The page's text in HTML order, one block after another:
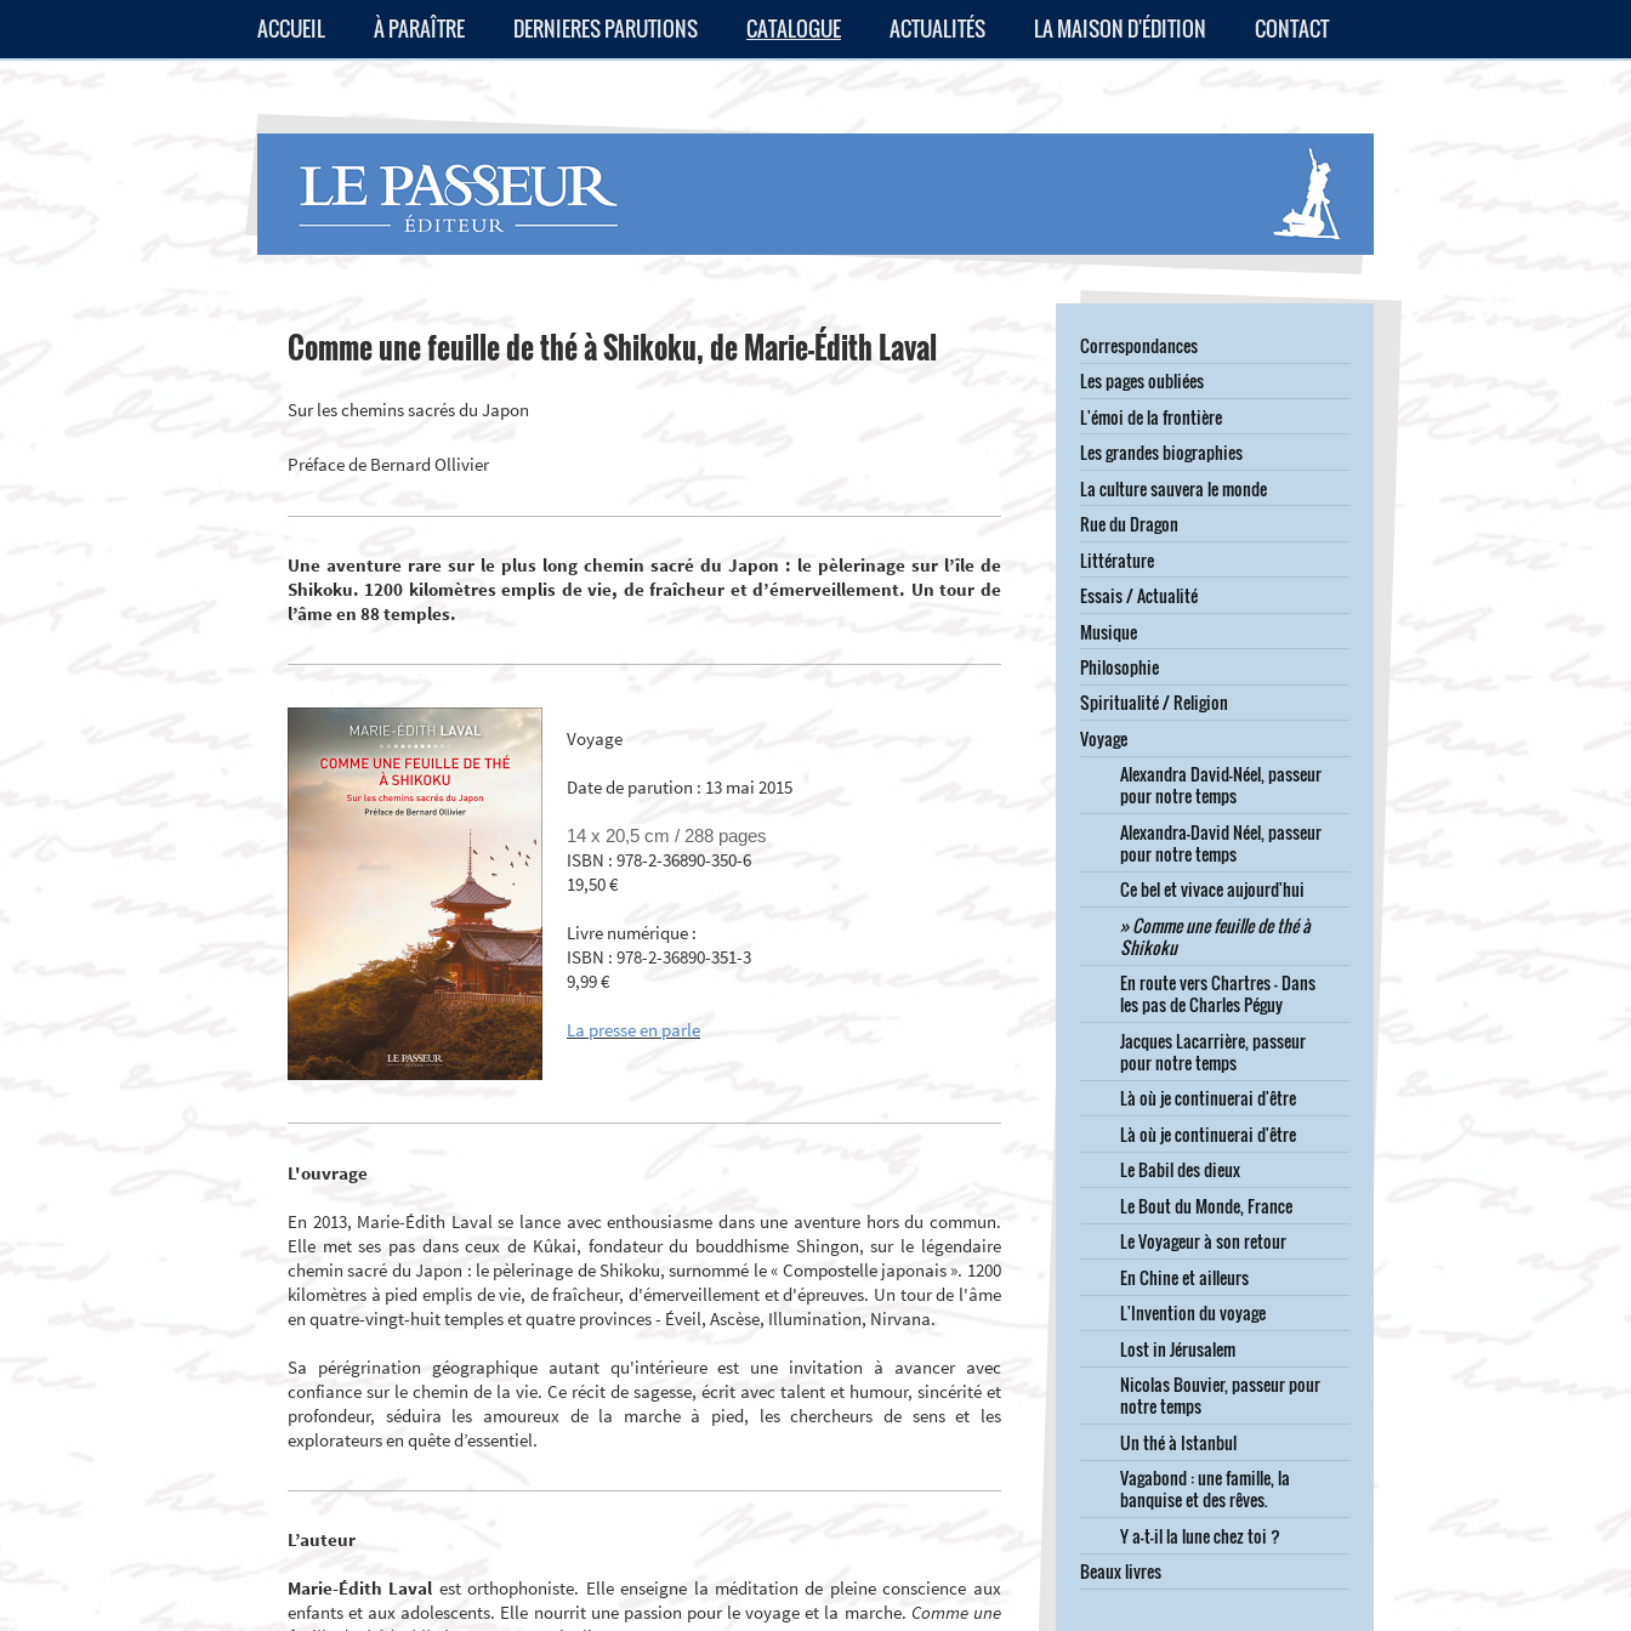
ACCUEIL À PARAÎTRE DERNIERES PARUTIONS CATALOGUE ACTUALITÉS LA MAISON D'ÉDITION CONTACT
Comme une feuille de thé à Shikoku, de Marie-Édith Laval
Sur les chemins sacrés du Japon
Préface de Bernard Ollivier
Une aventure rare sur le plus long chemin sacré du Japon : le pèlerinage sur l’île de
Shikoku. 1200 kilomètres emplis de vie, de fraîcheur et d’émerveillement. Un tour de
l’âme en 88 temples.
Voyage
Date de parution : 13 mai 2015
14 x 20,5 cm / 288 pages
ISBN : 978-2-36890-350-6
19,50 €
Livre numérique :
ISBN : 978-2-36890-351-3
9,99 €
La presse en parle
L'ouvrage
En 2013, Marie-Édith Laval se lance avec enthousiasme dans une aventure hors du commun.
Elle met ses pas dans ceux de Kûkai, fondateur du bouddhisme Shingon, sur le légendaire
chemin sacré du Japon : le pèlerinage de Shikoku, surnommé le « Compostelle japonais ». 1200
kilomètres à pied emplis de vie, de fraîcheur, d'émerveillement et d'épreuves. Un tour de l'âme
en quatre-vingt-huit temples et quatre provinces - Éveil, Ascèse, Illumination, Nirvana.
Sa pérégrination géographique autant qu'intérieure est une invitation à avancer avec
confiance sur le chemin de la vie. Ce récit de sagesse, écrit avec talent et humour, sincérité et
profondeur, séduira les amoureux de la marche à pied, les chercheurs de sens et les
explorateurs en quête d’essentiel.
L’auteur
Marie-Édith Laval est orthophoniste. Elle enseigne la méditation de pleine conscience aux
enfants et aux adolescents. Elle nourrit une passion pour le voyage et la marche. Comme une
Correspondances
Les pages oubliées
L'émoi de la frontière
Les grandes biographies
La culture sauvera le monde
Rue du Dragon
Littérature
Essais / Actualité
Musique
Philosophie
Spiritualité / Religion
Voyage
Alexandra David-Néel, passeur
pour notre temps
Alexandra-David Néel, passeur
pour notre temps
Ce bel et vivace aujourd'hui
Comme une feuille de thé à
Shikoku
En route vers Chartres - Dans
les pas de Charles Péguy
Jacques Lacarrière, passeur
pour notre temps
Là où je continuerai d'être
Là où je continuerai d'être
Le Babil des dieux
Le Bout du Monde, France
Le Voyageur à son retour
En Chine et ailleurs
L'Invention du voyage
Lost in Jérusalem
Nicolas Bouvier, passeur pour
notre temps
Un thé à Istanbul
Vagabond : une famille, la
banquise et des rêves.
Y a-t-il la lune chez toi ?
Beaux livres